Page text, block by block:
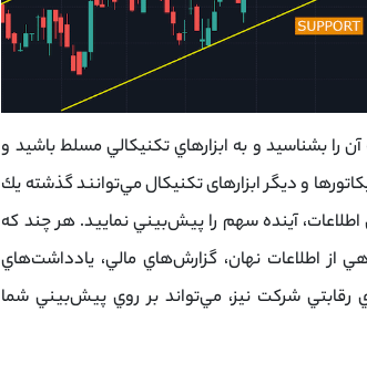
را بشناسيد و به ابزارهاي تكنيكالي مسلط باشيد و
و دیگر ابزارهای تکنیکال مي‌توانند گذشته يك
آينده سهم را پيش‌بيني نماييد. هر چند كه
از اطلاعات نهان، گزارش‌هاي مالي، يادداشت‌هاي
رقابتي شركت نيز، مي‌تواند بر روي پيش‌بيني شما